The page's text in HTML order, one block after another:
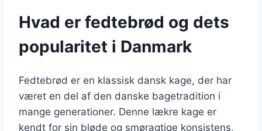
Hvad er fedtebrød og dets
popularitet i Danmark
Fedtebrød er en klassisk dansk kage, der har
været en del af den danske bagetradition i
mange generationer. Denne lækre kage er
kendt for sin bløde og smøragtige konsistens,